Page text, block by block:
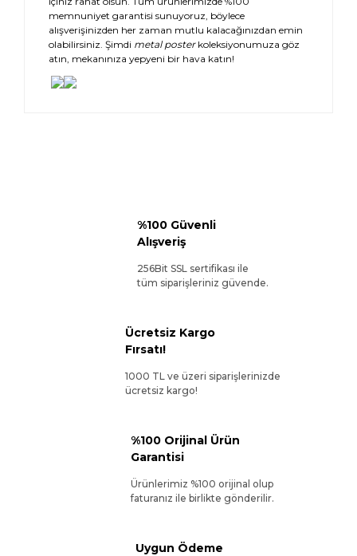
memnuniyet garantisi sunuyoruz, böylece
alışverişinizden her zaman mutlu kalacağınızdan emin
olabilirsiniz. Şimdi metal posterkoleksiyonumuza göz
atın, mekanınıza yepyeni bir hava katın!
%100 Güvenli
Alışveriş
256Bit SSL sertifikası ile
tüm siparişleriniz güvende.
Ücretsiz Kargo
Fırsatı!
1000 TL ve üzeri siparişlerinizde
ücretsiz kargo!
%100 Orijinal Ürün
Garantisi
Ürünlerimiz %100 orijinal olup
faturanız ile birlikte gönderilir.
Uygun Ödeme